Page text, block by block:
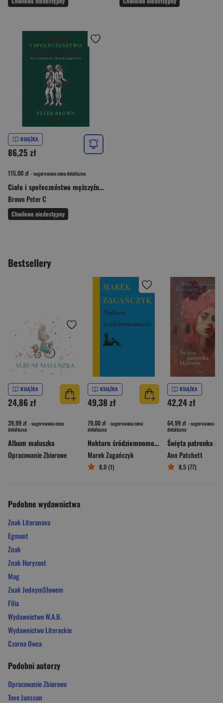
KSIĄŻKA
86,25 zł
115,00 zł - sugerowana cena detaliczna
Ciało i społeczeństwo mężczyźni, kobiety i abstynencja seksualna we wczesnym chrześcijaństwem
Brown Peter C
Chwilowo niedostępny
Bestsellery
KSIĄŻKA
24,86 zł
39,99 zł - sugerowana cena
detaliczna
Album maluszka
Opracowanie Zbiorowe
KSIĄŻKA
49,38 zł
79,00 zł - sugerowana cena
detaliczna
Nokturn śródziemnomorski
Marek Zagańczyk
8,0 (1)
KSIĄŻKA
42,24 zł
64,99 zł - sugerowana cena
detaliczna
Ann Patchett
8,5 (77)
Podobne wydawnictwa
Znak Literanova
Egmont
Znak
Znak Horyzont
Mag
Znak JednymSłowem
Filia
Wydawnictwo W.A.B.
Wydawnictwo Literackie
Czarna Owca
Podobni autorzy
Opracowanie Zbiorowe
Tove Jansson